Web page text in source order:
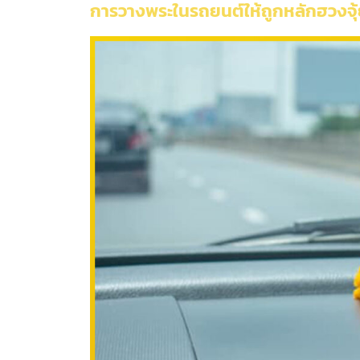
การวางพระในรถยนต์ให้ถูกหลักฮวง